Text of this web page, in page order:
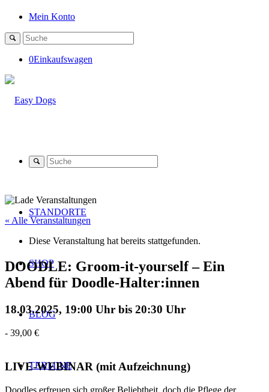
Mein Konto
0Einkaufswagen
STANDORTE
SHOP
BLOG
TERMINE
« Alle Veranstaltungen
Diese Veranstaltung hat bereits stattgefunden.
DOODLE: Groom-it-yourself – Ein
Abend für Doodle-Halter:innen
18.03.2025, 19:00 Uhr bis 20:30 Uhr
- 39,00 €
LIVE-WEBINAR (mit Aufzeichnung)
Doodles erfreuen sich großer Beliebtheit, doch die Pflege der